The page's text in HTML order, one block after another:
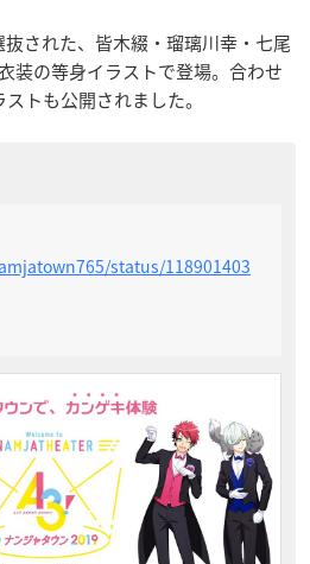
された、皆木綴・瑠璃川幸・七尾
装の等身イラストで登場。合わせ
トも公開されました。
status/118901403